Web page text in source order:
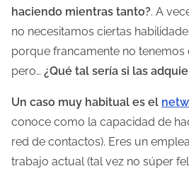
haciendo mientras tanto?. A
no necesitamos ciertas
porque francamente no tenemos
pero… ¿Qué tal sería si las
Un caso muy habitual es el
conoce como la capacidad de
red de contactos). Eres un
trabajo actual (tal vez no súper